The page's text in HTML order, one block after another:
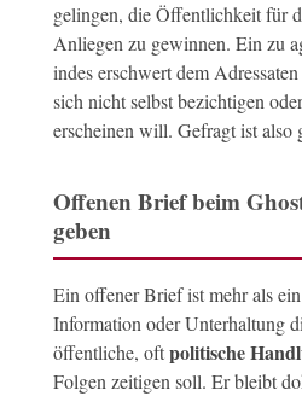
gelingen, die Öffentlichkeit für
Anliegen zu gewinnen. Ein zu
indes erschwert dem
sich nicht selbst bezichtigen
erscheinen will. Gefragt ist also
Offenen Brief beim
geben
Ein offener Brief ist mehr als
Information oder Unterhaltung
öffentliche, oftpolitische
Folgen zeitigen soll. Er bleibt